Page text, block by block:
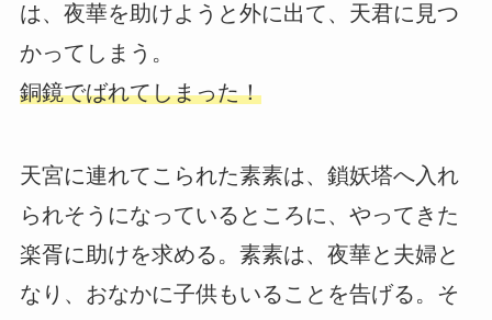
は、夜華を助けようと外に出て、天君に見つ
かってしまう。
銅鏡でばれてしまった！
天宮に連れてこられた素素は、鎖妖塔へ入れ
られそうになっているところに、やってきた
楽胥に助けを求める。素素は、夜華と夫婦と
なり、おなかに子供もいることを告げる。そ